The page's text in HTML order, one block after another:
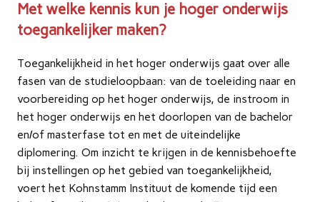
Met welke kennis kun je hoger onderwijs
toegankelijker maken?
Toegankelijkheid in het hoger onderwijs gaat over alle
fasen van de studieloopbaan: van de toeleiding naar en
voorbereiding op het hoger onderwijs, de instroom in
het hoger onderwijs en het doorlopen van de bachelor
en/of masterfase tot en met de uiteindelijke
diplomering. Om inzicht te krijgen in de kennisbehoefte
bij instellingen op het gebied van toegankelijkheid,
voert het Kohnstamm Instituut de komende tijd een